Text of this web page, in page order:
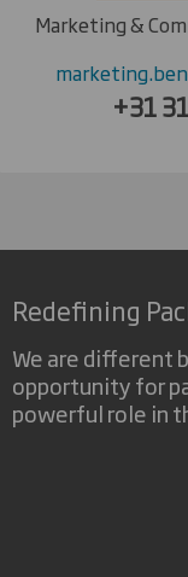
Marketing &
+31
Redefining
We are different
opportunity for
powerful role in